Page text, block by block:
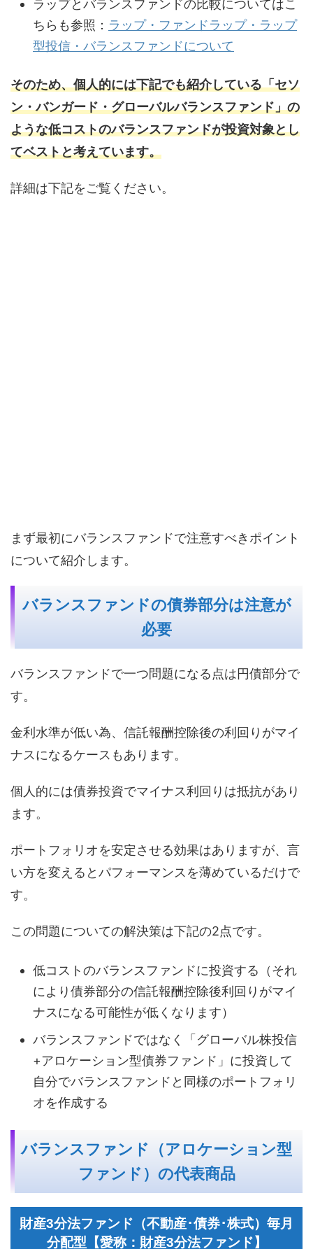
ラップとバランスファンドの比較についてはこ
ちらも参照： ラップ・ファンドラップ・ラップ
型投信・バランスファンドについて
そのため、個人的には下記でも紹介している「セソ
ン・バンガード・グローバルバランスファンド」の
ような低コストのバランスファンドが投資対象とし
てベストと考えています。
詳細は下記をご覧ください。
まず最初にバランスファンドで注意すべきポイント
について紹介します。
バランスファンドの債券部分は注意が
必要
バランスファンドで一つ問題になる点は円債部分で
す。
金利水準が低い為、信託報酬控除後の利回りがマイ
ナスになるケースもあります。
個人的には債券投資でマイナス利回りは抵抗があり
ます。
ポートフォリオを安定させる効果はありますが、言
い方を変えるとパフォーマンスを薄めているだけで
す。
この問題についての解決策は下記の2点です。
低コストのバランスファンドに投資する（それ
により債券部分の信託報酬控除後利回りがマイ
ナスになる可能性が低くなります）
バランスファンドではなく「グローバル株投信
+アロケーション型債券ファンド」に投資して
自分でバランスファンドと同様のポートフォリ
オを作成する
バランスファンド（アロケーション型
ファンド）の代表商品
財産3分法ファンド（不動産･債券･株式）毎月
分配型【愛称：財産3分法ファンド】